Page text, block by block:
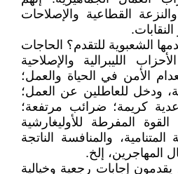
القطاعية والإصلاحات
الشعبوية للتقدم؟ الحاجات
الليبرالية والإصلاحية
الأمن في الحياة والعمل؛
ودخل للعاطلين عن العمل؛
كريمة؛ ضرائب مرتفعة؛
المفرطة للأوليغارشية
المتنامية، والمنافسة الناتجة
المهاجرين، إلخ.
إجابات رجعية وخيالية